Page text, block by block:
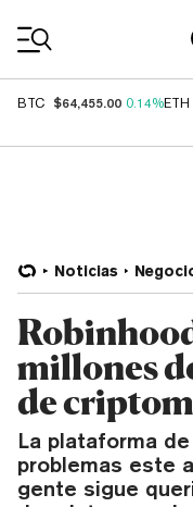
BTC $64,455.00 0.14%ETH
Noticias
millones
de
La plataforma
problemas este
gente sigue